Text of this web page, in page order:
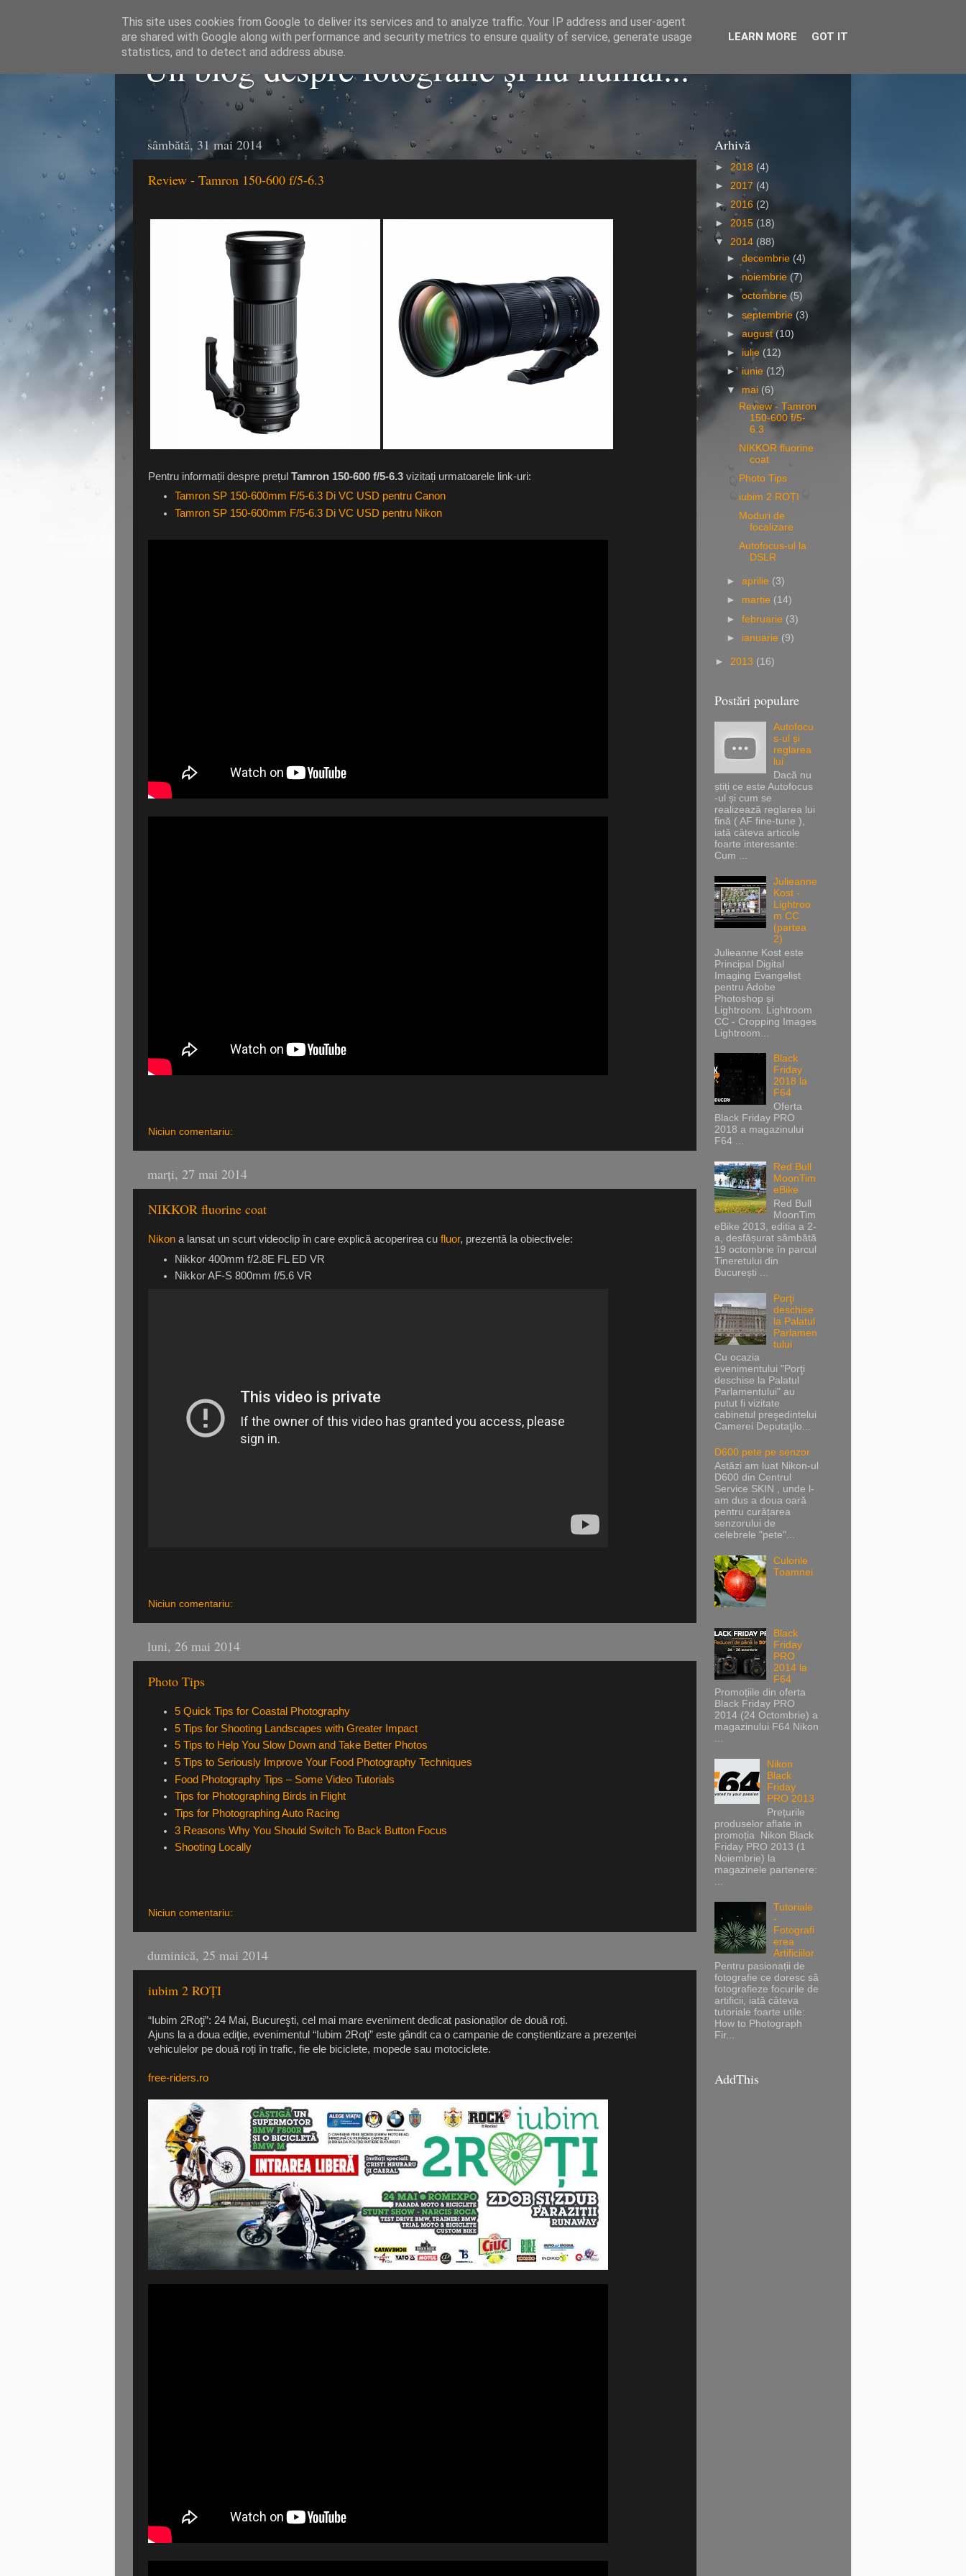
Un blog despre fotografie și nu numai...
sâmbătă, 31 mai 2014
Review - Tamron 150-600 f/5-6.3
Pentru informații despre prețul Tamron 150-600 f/5-6.3 vizitați urmatoarele link-uri:
Tamron SP 150-600mm F/5-6.3 Di VC USD pentru Canon
Tamron SP 150-600mm F/5-6.3 Di VC USD pentru Nikon
Niciun comentariu:
marți, 27 mai 2014
NIKKOR fluorine coat
Nikon a lansat un scurt videoclip în care explică acoperirea cu fluor, prezentă la obiectivele:
Nikkor 400mm f/2.8E FL ED VR
Nikkor AF-S 800mm f/5.6 VR
Niciun comentariu:
luni, 26 mai 2014
Photo Tips
5 Quick Tips for Coastal Photography
5 Tips for Shooting Landscapes with Greater Impact
5 Tips to Help You Slow Down and Take Better Photos
5 Tips to Seriously Improve Your Food Photography Techniques
Food Photography Tips – Some Video Tutorials
Tips for Photographing Birds in Flight
Tips for Photographing Auto Racing
3 Reasons Why You Should Switch To Back Button Focus
Shooting Locally
Niciun comentariu:
duminică, 25 mai 2014
iubim 2 ROȚI
“Iubim 2Roţi”: 24 Mai, Bucureşti, cel mai mare eveniment dedicat pasionaților de două roți.
Ajuns la a doua ediţie, evenimentul “Iubim 2Roţi” este gândit ca o campanie de conștientizare a prezenței
vehiculelor pe două roți în trafic, fie ele biciclete, mopede sau motociclete.
free-riders.ro
Arhivă
► 2018 (4)
► 2017 (4)
► 2016 (2)
► 2015 (18)
▼ 2014 (88)
►decembrie (4)
►noiembrie(7)
►octombrie(5)
►septembrie (3)
►august (10)
► iulie (12)
► iunie (12)
▼mai (6)
Review - Tamron
150-600 f/5-
6.3
NIKKOR fluorine
coat
Photo Tips
iubim 2 ROȚI
Moduri de
focalizare
Autofocus-ul la
DSLR
►aprilie (3)
► martie (14)
►februarie (3)
► ianuarie (9)
► 2013 (16)
Postări populare
Autofocu
s-ul și
reglarea
lui
Dacă nu
știți ce este Autofocus
-ul și cum se
realizează reglarea lui
fină ( AF fine-tune ),
iată câteva articole
foarte interesante:
Cum ...
Julieanne
Kost -
Lightroo
m CC
(partea
2)
Julieanne Kost este
Principal Digital
Imaging Evangelist
pentru Adobe
Photoshop și
Lightroom. Lightroom
CC - Cropping Images
Lightroom...
Black
Friday
2018 la
F64
Oferta
Black Friday PRO
2018 a magazinului
F64 ...
Red Bull
MoonTim
eBike
Red Bull
MoonTim
eBike 2013, editia a 2-
a, desfășurat sâmbătă
19 octombrie în parcul
Tineretului din
București ...
Porţi
deschise
la Palatul
Parlamen
tului
Cu ocazia
evenimentului "Porţi
deschise la Palatul
Parlamentului" au
putut fi vizitate
cabinetul preşedintelui
Camerei Deputaţilo...
D600 pete pe senzor
Astăzi am luat Nikon-ul
D600 din Centrul
Service SKIN , unde l-
am dus a doua oară
pentru curățarea
senzorului de
celebrele "pete"...
Culorile
Toamnei
Black
Friday
PRO
2014 la
F64
Promoțiile din oferta
Black Friday PRO
2014 (24 Octombrie) a
magazinului F64 Nikon
...
Nikon
Black
Friday
PRO 2013
Prețurile
produselor aflate in
promoția Nikon Black
Friday PRO 2013 (1
Noiembrie) la
magazinele partenere:
Tutoriale
-
Fotografi
erea
Artificiilor
Pentru pasionații de
fotografie ce doresc să
fotografieze focurile de
artificii, iată câteva
tutoriale foarte utile:
How to Photograph
Fir...
AddThis
This site uses cookies from Google to deliver its services and to analyze traffic. Your IP address and user-agent
are shared with Google along with performance and security metrics to ensure quality of service, generate usage
statistics, and to detect and address abuse.
LEARN MORE GOT IT